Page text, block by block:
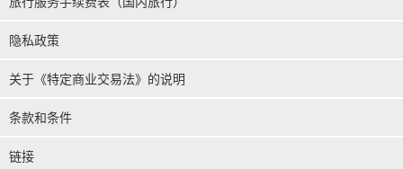
隐私政策
关于《特定商业交易法》的说明
条款和条件
链接